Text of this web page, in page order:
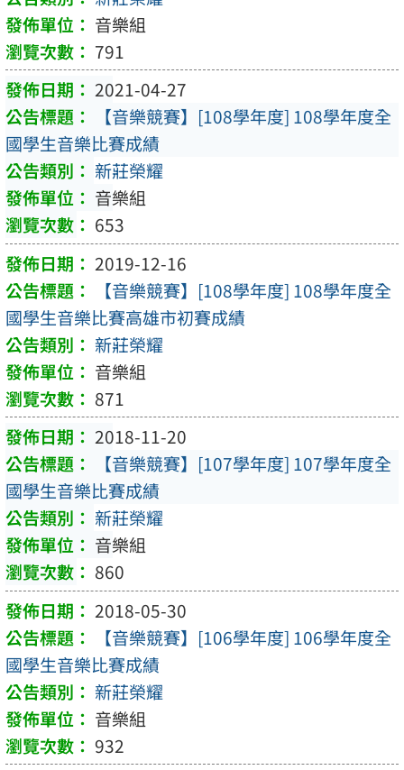
音樂組
791
2021-04-27
【音樂競賽】[108學年度] 108學年度全
國學生音樂比賽成績
新莊榮耀
音樂組
653
2019-12-16
【音樂競賽】[108學年度] 108學年度全
國學生音樂比賽高雄市初賽成績
新莊榮耀
音樂組
871
2018-11-20
【音樂競賽】[107學年度] 107學年度全
國學生音樂比賽成績
新莊榮耀
音樂組
860
2018-05-30
【音樂競賽】[106學年度] 106學年度全
國學生音樂比賽成績
新莊榮耀
音樂組
932